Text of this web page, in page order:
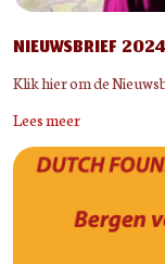
NIEUWSBRIEF 2024
Klik hier om de
Lees meer